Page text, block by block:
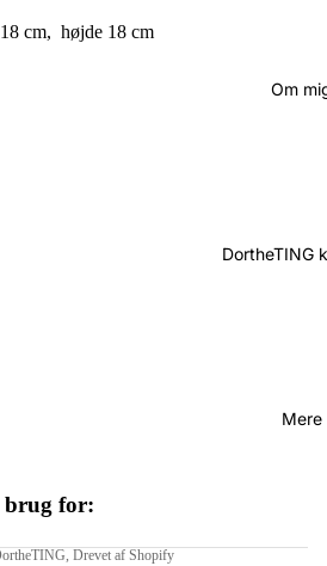
Om
DortheTING
Mere
cm, højde 18 cm
brug for:
, Drevet af Shopify